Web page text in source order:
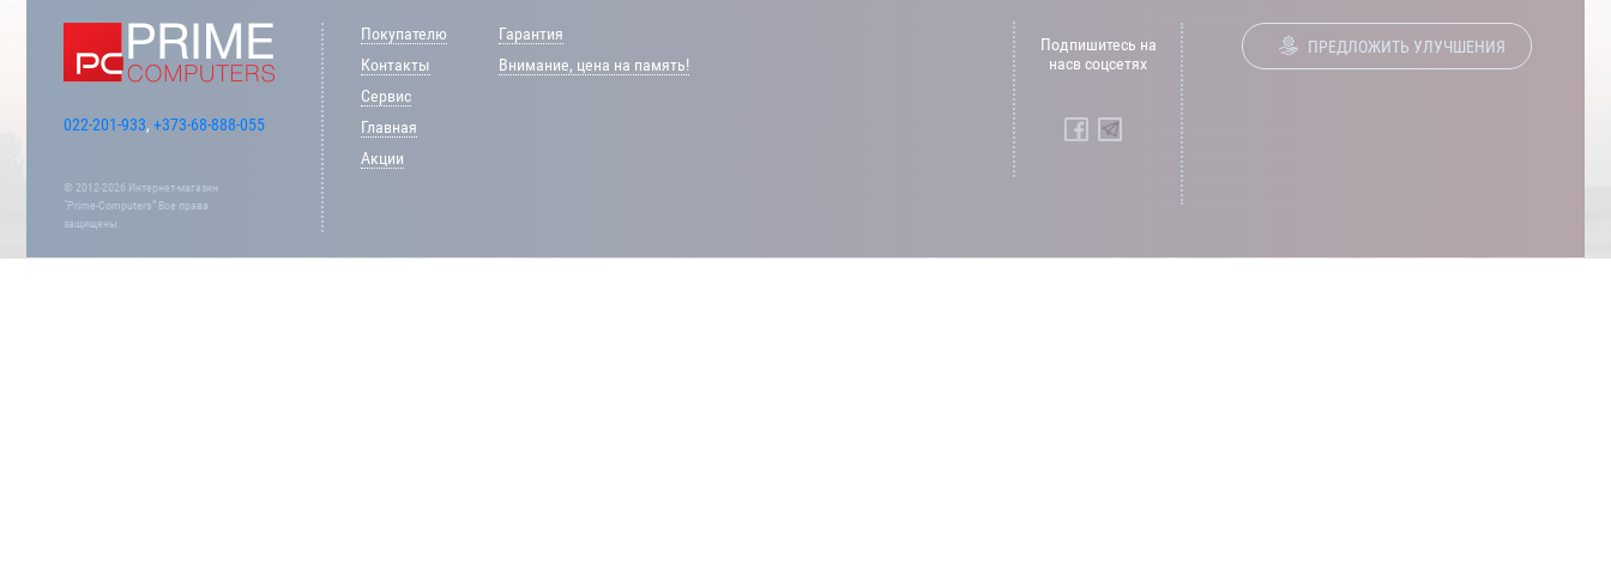
022-201-933, +373-68-888-055
© 2012-2026 Интернет-магазин
“Prime-Computers” Все права
защищены.
Покупателю
Контакты
Сервис
Главная
Акции
Гарантия
Внимание, цена на память!
Подпишитесь на
насв соцсетях
ПРЕДЛОЖИТЬ УЛУЧШЕНИЯ